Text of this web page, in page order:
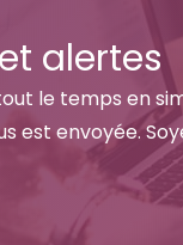
alertes
le temps en
est envoyée.